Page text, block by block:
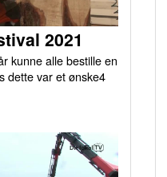
2021
kunne alle bestille en
dette var et ønske4